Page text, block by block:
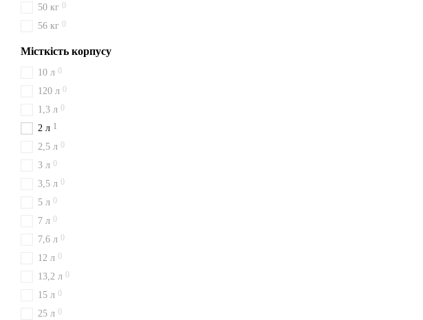
50 кг 0
56 кг 0
Місткість корпусу
10 л 0
120 л 0
1,3 л 0
2 л 1
2,5 л 0
3 л 0
3,5 л 0
5 л 0
7 л 0
7,6 л 0
12 л 0
13,2 л 0
15 л 0
25 л 0